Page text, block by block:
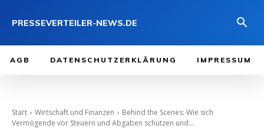
PRESSEVERTEILER-NEWS.DE
AGB DATENSCHUTZERKLÄRUNG IMPRESSUM
Start Wirtschaft und Finanzen
Behind the Scenes: Wie sich
Vermögende vor Steuern und Abgaben schützen und...